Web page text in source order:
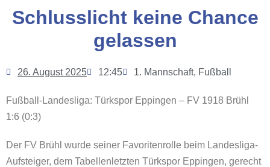
Schlusslicht keine Chance
gelassen
26. August 2025 12:45 1. Mannschaft, Fußball
Fußball-Landesliga: Türkspor Eppingen – FV 1918 Brühl
1:6 (0:3)
Der FV Brühl wurde seiner Favoritenrolle beim Landesliga-
Aufsteiger, dem Tabellenletzten Türkspor Eppingen, gerecht